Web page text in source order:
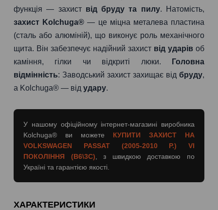
функція — захист від бруду та пилу. Натомість,
захист Kolchuga® — це міцна металева пластина
(сталь або алюміній), що виконує роль механічного
щита. Він забезпечує надійний захист від ударів об
каміння, гілки чи відкриті люки.
Головна
відмінність: Заводський захист захищає від бруду,
а Kolchuga® — від удару.
У нашому офіційному інтернет-магазині виробника
Kolchuga® ви можете КУПИТИ ЗАХИСТ НА
VOLKSWAGEN PASSAT (2005-2010 Р.) VI
ПОКОЛІННЯ (B6\3C) , з швидкою доставкою по
Україні та гарантією якості.
ХАРАКТЕРИСТИКИ